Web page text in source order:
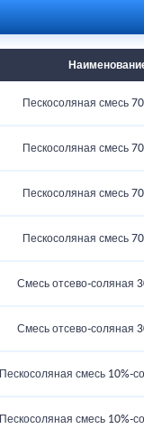
в любых объемах!
Пескосоляная смесь
Пескосоляная смесь
Пескосоляная смесь
Пескосоляная смесь
Смесь отсево-соляная
Смесь отсево-соляная
Пескосоляная смесь 10%-
Пескосоляная смесь 10%-